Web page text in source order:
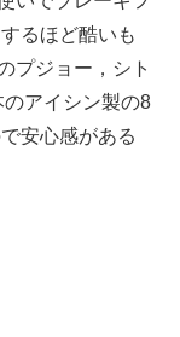
るほど酷いも
プジョー，シト
アイシン製の8
安心感がある